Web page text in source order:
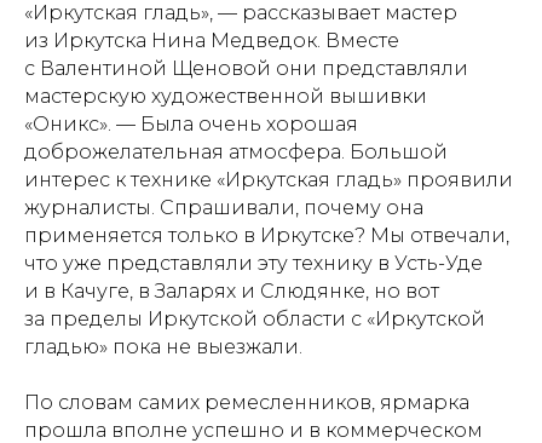
«Иркутская гладь», — рассказывает мастер
из Иркутска Нина Медведок. Вместе
с Валентиной Щеновой они представляли
мастерскую художественной вышивки
«Оникс». — Была очень хорошая
доброжелательная атмосфера. Большой
интерес к технике «Иркутская гладь» проявили
журналисты. Спрашивали, почему она
применяется только в Иркутске? Мы отвечали,
что уже представляли эту технику в Усть-Уде
и в Качуге, в Заларях и Слюдянке, но вот
за пределы Иркутской области с «Иркутской
гладью» пока не выезжали.
По словам самих ремесленников, ярмарка
прошла вполне успешно и в коммерческом